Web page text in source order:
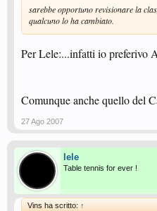
sarebbe opportuno revisionare la
qualcuno lo ha cambiato.
Per Lele:...infatti io preferivo
Comunque anche quello del
27 Ago 2007
lele
Table tennis for ever !
Vins ha scritto: ↑